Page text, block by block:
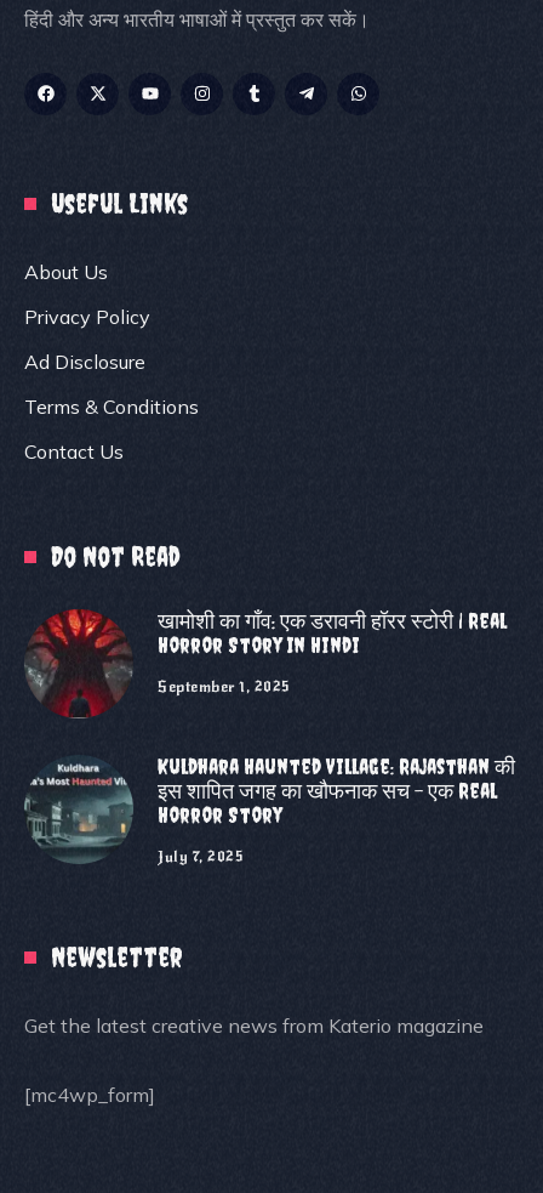
हिंदी और अन्य भारतीय भाषाओं में प्रस्तुत कर सकें।
Useful Links
About Us
Privacy Policy
Ad Disclosure
Terms & Conditions
Contact Us
Do Not Read
खामोशी का गाँव: एक डरावनी हॉरर स्टोरी | Real
Horror Story In Hindi
September 1, 2025
Kuldhara Haunted Village: Rajasthan की
इस शापित जगह का खौफनाक सच – एक Real
Horror Story
July 7, 2025
Newsletter
Get the latest creative news from Katerio magazine
[mc4wp_form]